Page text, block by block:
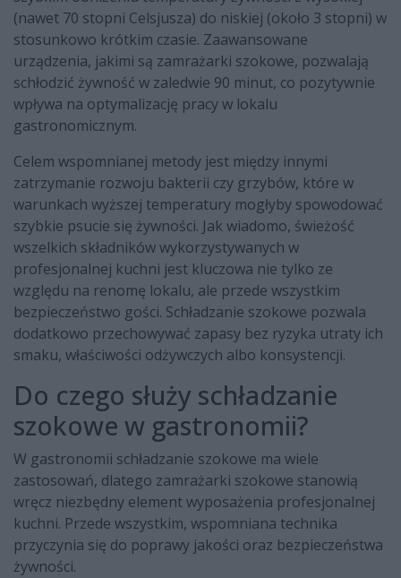
(nawet 70 stopni Celsjusza) do niskiej (około 3 stopni) w
stosunkowo krótkim czasie. Zaawansowane
urządzenia, jakimi są zamrażarki szokowe, pozwalają
schłodzić żywność w zaledwie 90 minut, co pozytywnie
wpływa na optymalizację pracy w lokalu
gastronomicznym.
Celem wspomnianej metody jest między innymi
zatrzymanie rozwoju bakterii czy grzybów, które w
warunkach wyższej temperatury mogłyby spowodować
szybkie psucie się żywności. Jak wiadomo, świeżość
wszelkich składników wykorzystywanych w
profesjonalnej kuchni jest kluczowa nie tylko ze
względu na renomę lokalu, ale przede wszystkim
bezpieczeństwo gości. Schładzanie szokowe pozwala
dodatkowo przechowywać zapasy bez ryzyka utraty ich
smaku, właściwości odżywczych albo konsystencji.
Do czego służy schładzanie
szokowe w gastronomii?
W gastronomii schładzanie szokowe ma wiele
zastosowań, dlatego zamrażarki szokowe stanowią
wręcz niezbędny element wyposażenia profesjonalnej
kuchni. Przede wszystkim, wspomniana technika
przyczynia się do poprawy jakości oraz bezpieczeństwa
żywności.